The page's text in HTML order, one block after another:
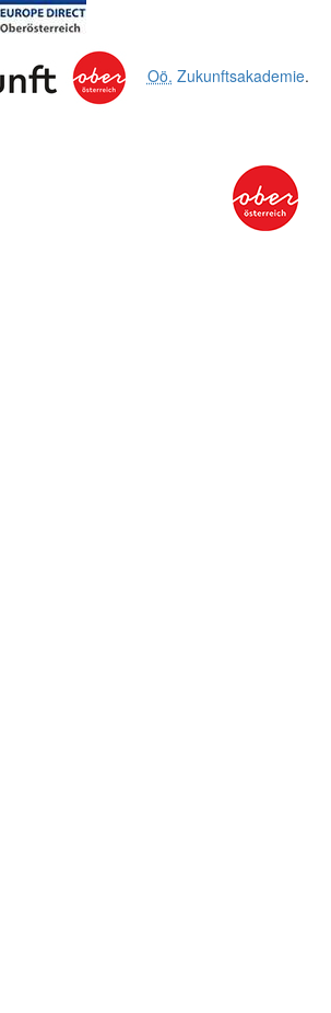
Oö. Zukunftsakademie.